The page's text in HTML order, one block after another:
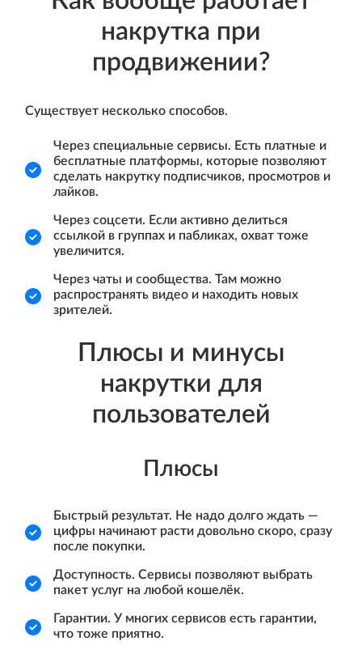
накрутка при
продвижении?
Существует несколько способов.
Через специальные сервисы. Есть платные и
бесплатные платформы, которые позволяют
сделать накрутку подписчиков, просмотров и
лайков.
Через соцсети. Если активно делиться
ссылкой в группах и пабликах, охват тоже
увеличится.
Через чаты и сообщества. Там можно
распространять видео и находить новых
зрителей.
Плюсы и минусы
накрутки для
пользователей
Плюсы
Быстрый результат. Не надо долго ждать —
цифры начинают расти довольно скоро, сразу
после покупки.
Доступность. Сервисы позволяют выбрать
пакет услуг на любой кошелёк.
Гарантии. У многих сервисов есть гарантии,
что тоже приятно.